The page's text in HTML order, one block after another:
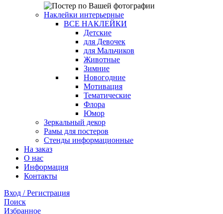
Наклейки интерьерные
ВСЕ НАКЛЕЙКИ
Детские
для Девочек
для Мальчиков
Животные
Зимние
Новогодние
Мотивация
Тематические
Флора
Юмор
Зеркальный декор
Рамы для постеров
Стенды информационные
На заказ
О нас
Информация
Контакты
Вход / Регистрация
Поиск
Избранное